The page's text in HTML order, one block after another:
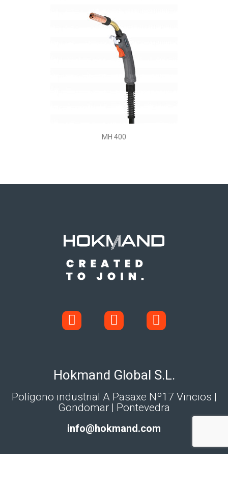
MH 400
Hokmand Global S.L.
Polígono industrial A Pasaxe Nº17 Vincios |
Gondomar | Pontevedra
info@hokmand.com